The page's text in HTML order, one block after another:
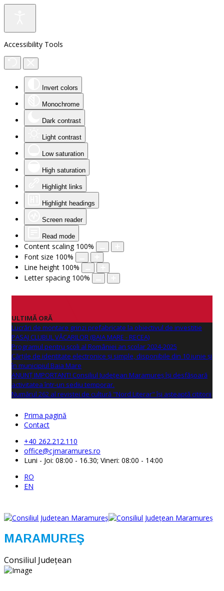
Accessibility Tools
Invert colors
Monochrome
Dark contrast
Light contrast
Low saturation
High saturation
Highlight links
Highlight headings
Screen reader
Read mode
Content scaling 100%
Font size 100%
Line height 100%
Letter spacing 100%
ULTIMĂ ORĂ
Lucrări de montare grinzi prefabricate la obiectivul de investitie
PASAJ CLUBUL VĂCARILOR (BAIA MARE - RECEA)
Programul pentru școli al României an școlar 2024-2025
Cărțile de identitate electronice și simple, disponibile din 10 iunie și
în municipiul Baia Mare
ANUNŢ IMPORTANT! Consiliul Județean Maramureș își desfășoară
activitatea într-un sediu temporar.
Numărul 262 al revistei de cultură "Nord Literar" își așteaptă cititorii
Prima pagină
Contact
+40 262.212.110
office@cjmaramures.ro
Luni - Joi: 08:00 - 16.30; Vineri: 08:00 - 14:00
RO
EN
MARAMUREŞ
Consiliul Judeţean